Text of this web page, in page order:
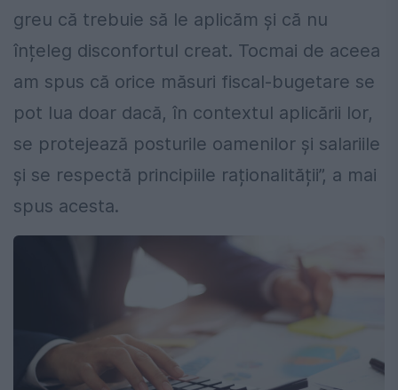
greu că trebuie să le aplicăm și că nu
înțeleg disconfortul creat. Tocmai de aceea
am spus că orice măsuri fiscal-bugetare se
pot lua doar dacă, în contextul aplicării lor,
se protejează posturile oamenilor și salariile
și se respectă principiile raționalității”, a mai
spus acesta.